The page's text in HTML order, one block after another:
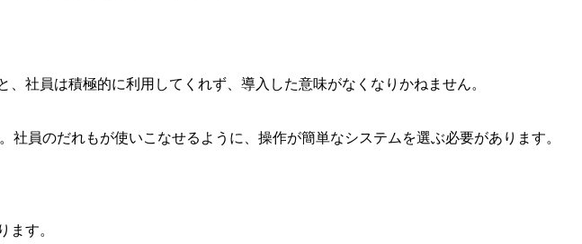
社員は積極的に利用してくれず、導入した意味がなくなりかねません。
員のだれもが使いこなせるように、操作が簡単なシステムを選ぶ必要があります。
ます。